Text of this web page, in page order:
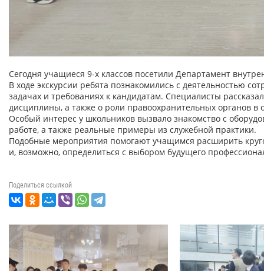
Сегодня учащиеся 9-х классов посетили Департамент
В ходе экскурсии ребята познакомились с деятельностью
задачах и требованиях к кандидатам. Специалисты
дисциплины, а также о роли правоохранительных органов в
Особый интерес у школьников вызвало знакомство с
работе, а также реальные примеры из служебной практики.
Подобные мероприятия помогают учащимся расширить
и, возможно, определиться с выбором будущего
Поделиться ссылкой